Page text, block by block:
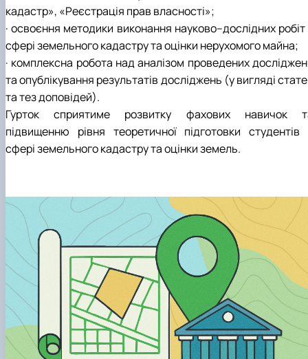
кадастр», «Реєстрація прав власності»;
· освоєння методики виконання науково–дослідних робіт
сфері земельного кадастру та оцінки нерухомого майна;
· комплексна робота над аналізом проведених
та опублікування результатів досліджень (у вигляді
та тез доповідей).
Гурток сприятиме розвитку фахових навичок
підвищенню рівня теоретичної підготовки студентів
сфері земельного кадастру та оцінки земель.